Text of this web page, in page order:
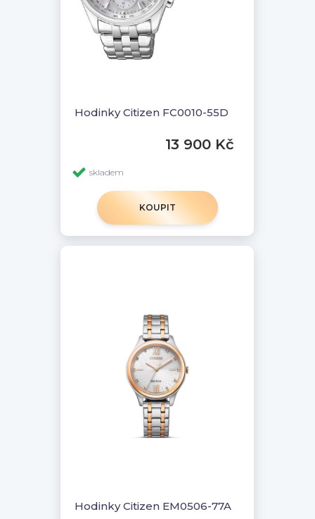
Hodinky Citizen FC0010-55D
13 900 Kč
skladem
KOUPIT
Hodinky Citizen EM0506-77A